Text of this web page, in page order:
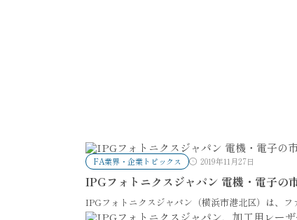
FA業界・企業トピックス 2019年11月27日
IPGフォトニクスジャパン 電機・電子の
IPGフォトニクスジャパン（横浜市港北区）は、